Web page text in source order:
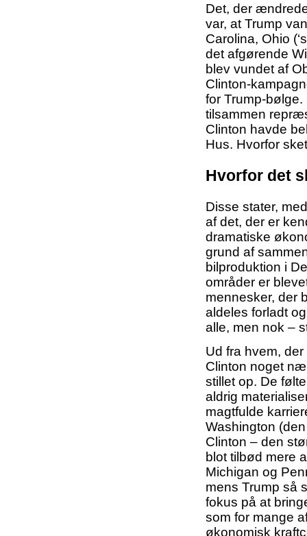
Det, der
var, at Trump
Carolina, Ohio
det afgørende
blev vundet af
Clinton-
for Trump-bølge.
tilsammen
Clinton havde
Hus. Hvorfor
Hvorfor det
Disse stater,
af det, der er
dramatiske
grund af
bilproduktion i
områder er
mennesker, der
aldeles forladt
alle, men nok –
Ud fra hvem,
Clinton noget
stillet op. De
aldrig
magtfulde
Washington
Clinton – den
blot tilbød mere
Michigan og
mens Trump så
fokus på at
som for mange
økonomisk